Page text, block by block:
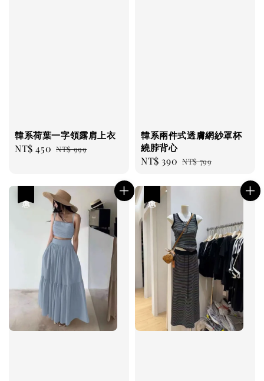
韓系荷葉一字領露肩上衣
Sale
NT$ 450 Regular
NT$ 999
韓系兩件式透膚網紗罩杯
繞脖背心
Sale
NT$ 390 Regular
NT$ 799